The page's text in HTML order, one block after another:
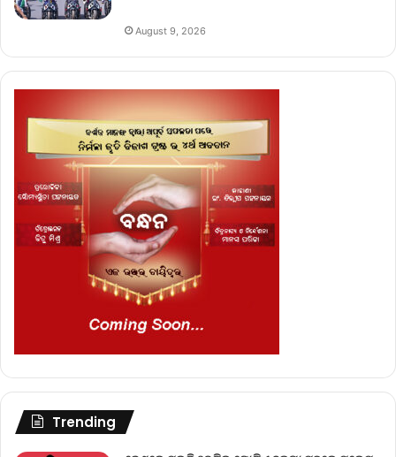
August 9, 2026
Trending